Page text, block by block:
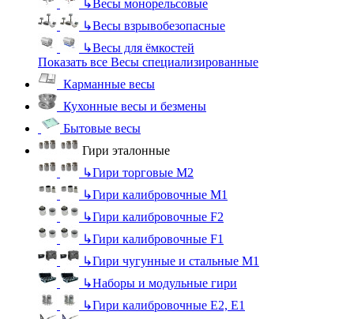
↳Весы монорельсовые
↳Весы взрывобезопасные
↳Весы для ёмкостей
Показать все Весы специализированные
Карманные весы
Кухонные весы и безмены
Бытовые весы
Гири эталонные
↳Гири торговые М2
↳Гири калибровочные М1
↳Гири калибровочные F2
↳Гири калибровочные F1
↳Гири чугунные и стальные М1
↳Наборы и модульные гири
↳Гири калибровочные E2, Е1